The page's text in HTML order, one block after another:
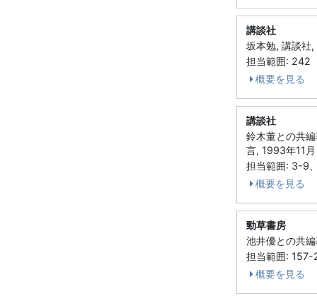
講談社
坂本勉, 講談社
担当範囲: 242
概要を見る
講談社
鈴木董との共
言, 1993年11月
担当範囲: 3-9
概要を見る
勁草書房
池井優との共
担当範囲: 157-
概要を見る